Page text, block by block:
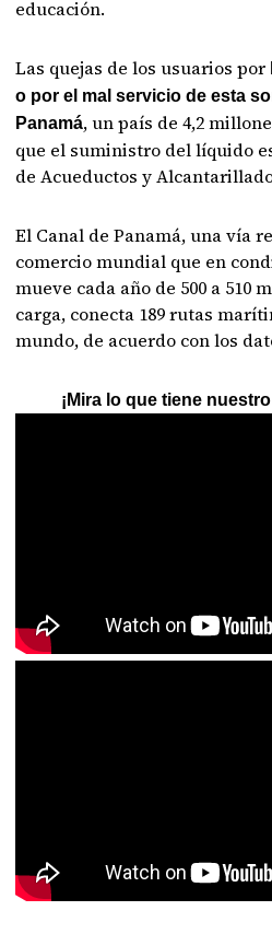
educación.
Las quejas de los usuarios por
o por el mal servicio de esta
Panamá, un país de 4,2
que el suministro del líquido
de Acueductos y
El Canal de Panamá, una vía
comercio mundial que en
mueve cada año de 500 a 510
carga, conecta 189 rutas
mundo, de acuerdo con los
¡Mira lo que tiene